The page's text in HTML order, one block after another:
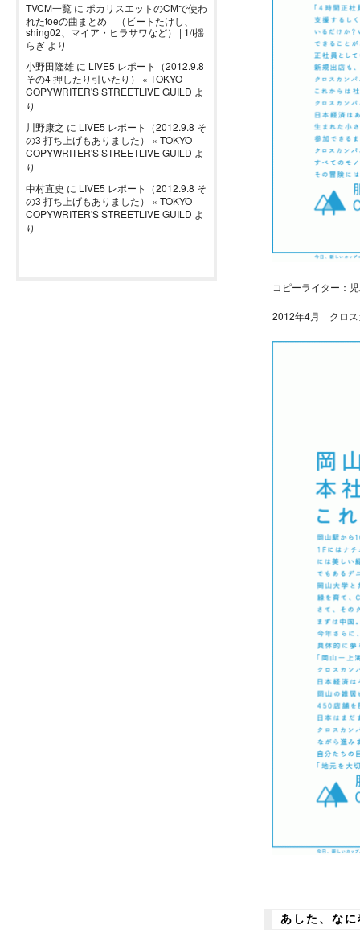
TVCM一覧 に ポカリスエットのCMで使わ
れたtoeの曲まとめ （ビートたけし、
shing02、マイア・ヒラサワなど） | 1/f揺
らぎ より
小野田隆雄 に LIVE5 レポート（2012.9.8
その4 押したり引いたり） « TOKYO
COPYWRITER'S STREETLIVE GUILD よ
り
川野康之 に LIVE5 レポート（2012.9.8 そ
の3 打ち上げもありました） « TOKYO
COPYWRITER'S STREETLIVE GUILD よ
り
中村直史 に LIVE5 レポート（2012.9.8 そ
の3 打ち上げもありました） « TOKYO
COPYWRITER'S STREETLIVE GUILD よ
り
コピーライター：
2012年4月 クロス
あした、な